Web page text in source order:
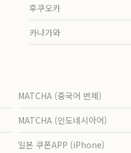
후쿠오카
카나가와
MATCHA (중국어 번체)
MATCHA (인도네시아어)
일본 쿠폰APP (iPhone)